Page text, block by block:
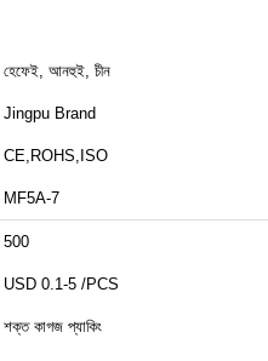
হেফেই, আনহুই, চীন
Jingpu Brand
CE,ROHS,ISO
MF5A-7
500
USD 0.1-5 /PCS
শক্ত কাগজ প্যাকিং